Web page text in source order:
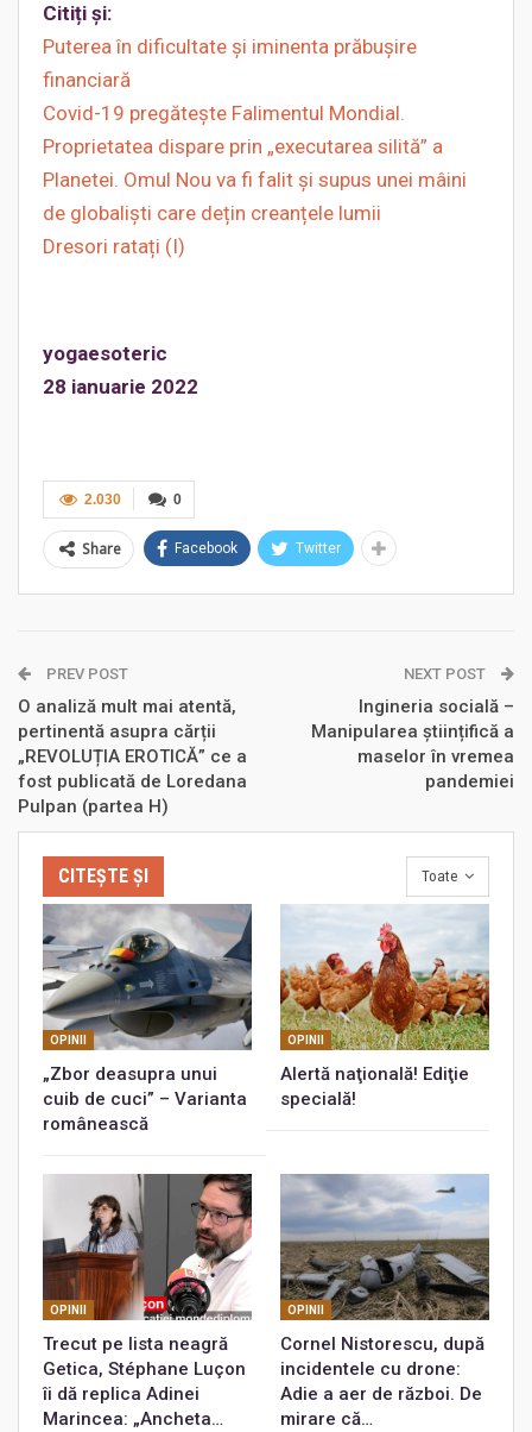
Citiți și:
Puterea în dificultate și iminenta prăbușire
financiară
Covid-19 pregătește Falimentul Mondial.
Proprietatea dispare prin „executarea silită” a
Planetei. Omul Nou va fi falit și supus unei mâini
de globaliști care dețin creanțele lumii
Dresori ratați (I)
yogaesoteric
28 ianuarie 2022
0
2.030
Share Facebook Twitter
PREV POST
O analiză mult mai atentă,
pertinentă asupra cărții
„REVOLUȚIA EROTICĂ” ce a
fost publicată de Loredana
Pulpan (partea H)
NEXT POST
Ingineria socială –
Manipularea științifică a
maselor în vremea
pandemiei
Toate
CITEȘTE ȘI
OPINII
„Zbor deasupra unui
cuib de cuci” – Varianta
românească
OPINII
Alertă naţională! Ediţie
specială!
OPINII
Trecut pe lista neagră
Getica, Stéphane Luçon
îi dă replica Adinei
Marincea: „Ancheta…
OPINII
Cornel Nistorescu, după
incidentele cu drone:
Adie a aer de război. De
mirare că…